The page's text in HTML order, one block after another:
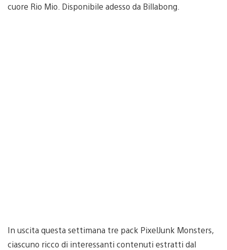
cuore Rio Mio. Disponibile adesso da Billabong.
In uscita questa settimana tre pack PixelJunk Monsters,
ciascuno ricco di interessanti contenuti estratti dal